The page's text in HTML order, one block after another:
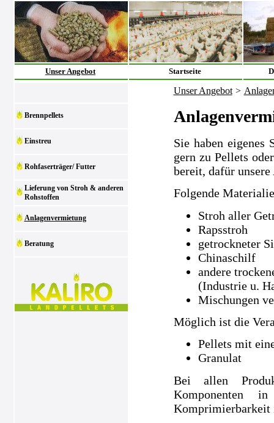
Unser Angebot Startseite
Brennpellets
Einstreu
Rohfaserträger/ Futter
Lieferung von Stroh & anderen
Rohstoffen
Anlagenvermietung
Beratung
Unser Angebot >
Sie haben eigenes
gern zu Pellets
bereit, dafür
Folgende
Stroh aller
Rapsstroh
getrockneter
Chinaschilf
andere
(Industrie u.
Mischungen
Möglich ist die
Pellets mit
Granulat
Bei allen
Komponenten